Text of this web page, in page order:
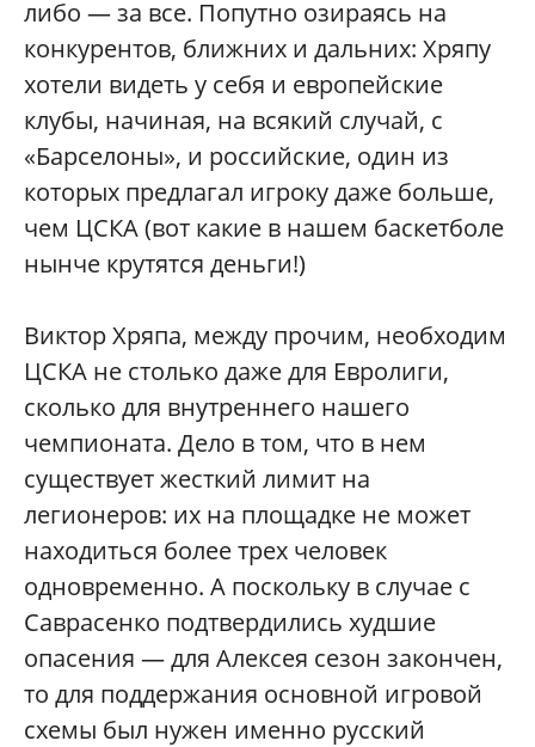
либо — за все. Попутно озираясь на
конкурентов, ближних и дальних: Хряпу
хотели видеть у себя и европейские
клубы, начиная, на всякий случай, с
«Барселоны», и российские, один из
которых предлагал игроку даже больше,
чем ЦСКА (вот какие в нашем баскетболе
нынче крутятся деньги!)
Виктор Хряпа, между прочим, необходим
ЦСКА не столько даже для Евролиги,
сколько для внутреннего нашего
чемпионата. Дело в том, что в нем
существует жесткий лимит на
легионеров: их на площадке не может
находиться более трех человек
одновременно. А поскольку в случае с
Саврасенко подтвердились худшие
опасения — для Алексея сезон закончен,
то для поддержания основной игровой
схемы был нужен именно русский